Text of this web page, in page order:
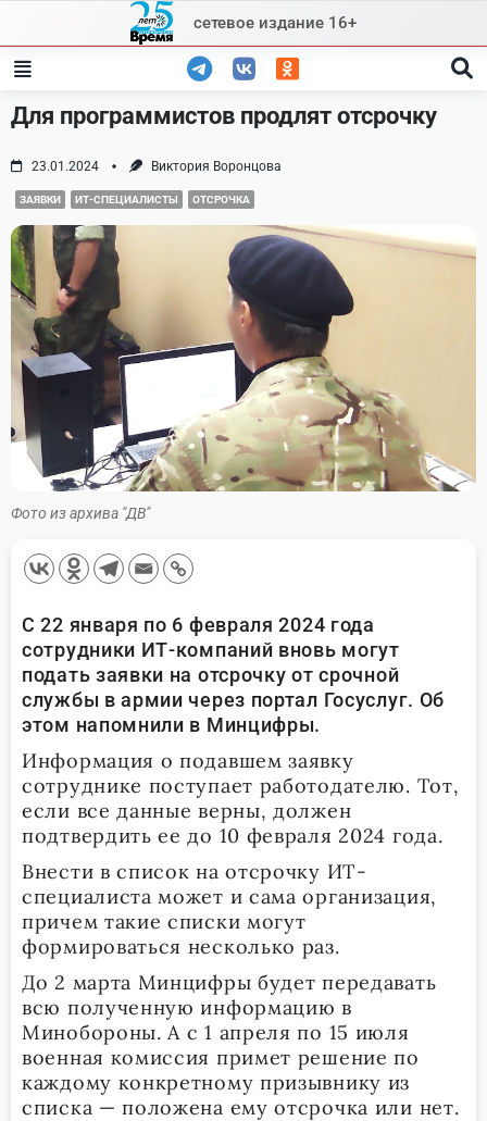
content
сетевое издание 16+
Для программистов продлят отсрочку
23.01.2024 Виктория Воронцова
ЗАЯВКИ ИТ-СПЕЦИАЛИСТЫ ОТСРОЧКА
Фото из архива "ДВ"
С 22 января по 6 февраля 2024 года
сотрудники ИТ-компаний вновь могут
подать заявки на отсрочку от срочной
службы в армии через портал Госуслуг. Об
этом напомнили в Минцифры.
Информация о подавшем заявку
сотруднике поступает работодателю. Тот,
если все данные верны, должен
подтвердить ее до 10 февраля 2024 года.
Внести в список на отсрочку ИТ-
специалиста может и сама организация,
причем такие списки могут
формироваться несколько раз.
До 2 марта Минцифры будет передавать
всю полученную информацию в
Минобороны. А с 1 апреля по 15 июля
военная комиссия примет решение по
каждому конкретному призывнику из
списка — положена ему отсрочка или нет.